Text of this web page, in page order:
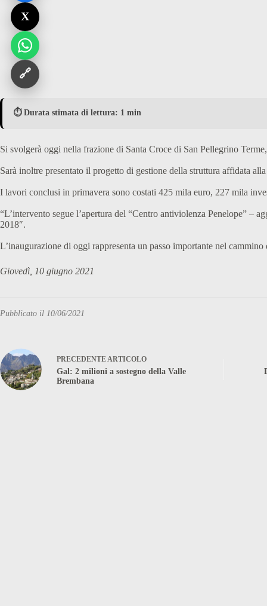
⏱️ Durata stimata di lettura: 1 min
Si svolgerà oggi nella frazione di Santa Croce di San Pellegrino
Sarà inoltre presentato il progetto di gestione della struttura affidata
I lavori conclusi in primavera sono costati 425 mila euro, 227 mila
“L’intervento segue l’apertura del “Centro antiviolenza Penelope”
2018″.
L’inaugurazione di oggi rappresenta un passo importante nel
Giovedì, 10 giugno 2021
Pubblicato il 10/06/2021
X
🔗
PRECEDENTE ARTICOLO
Gal: 2 milioni a sostegno della Valle
Brembana